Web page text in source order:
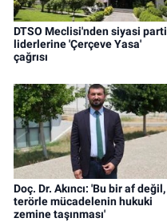
DTSO Meclisi'nden siyasi parti
liderlerine 'Çerçeve Yasa'
çağrısı
Doç. Dr. Akıncı: 'Bu bir af değil,
terörle mücadelenin hukuki
zemine taşınması'